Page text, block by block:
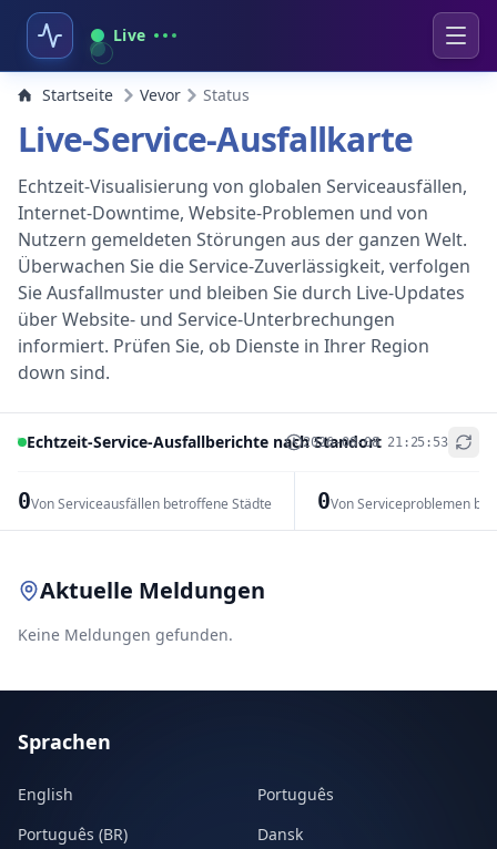
Live
Startseite Vevor Status
Live-Service-Ausfallkarte
Echtzeit-Visualisierung von globalen Serviceausfällen,
Internet-Downtime, Website-Problemen und von
Nutzern gemeldeten Störungen aus der ganzen Welt.
Überwachen Sie die Service-Zuverlässigkeit, verfolgen
Sie Ausfallmuster und bleiben Sie durch Live-Updates
über Website- und Service-Unterbrechungen
informiert. Prüfen Sie, ob Dienste in Ihrer Region
down sind.
Echtzeit-Service-Ausfallberichte nach Standort
2026-08-08 21:25:53
0Von Serviceausfällen betroffene Städte 0Von Serviceproblemen
+
Aktuelle Meldungen
Keine Meldungen gefunden.
Sprachen
English
Português
Português (BR)
Dansk